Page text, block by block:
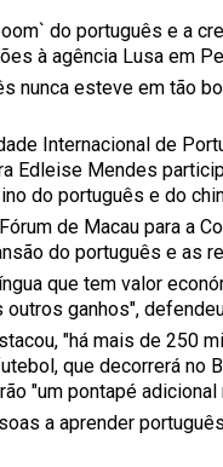
do português e a
à agência Lusa em
nunca esteve em tão
Internacional de
Edleise Mendes
do português e do
de Macau para a
do português e as
que tem valor
outros ganhos",
"há mais de 250
que decorrerá no
"um pontapé adicional
a aprender